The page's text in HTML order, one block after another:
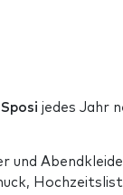
Sposi jedes Jahr
und